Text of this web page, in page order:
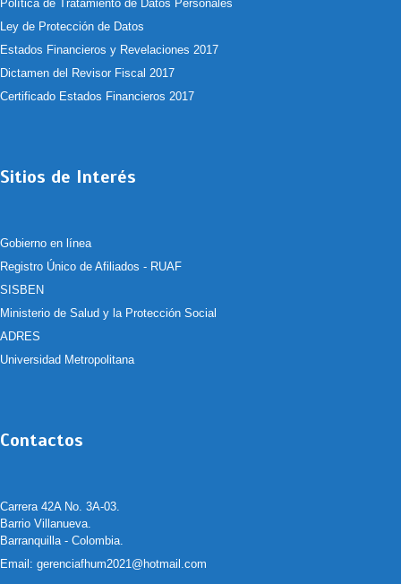
Política de Tratamiento de Datos Personales
Ley de Protección de Datos
Estados Financieros y Revelaciones 2017
Dictamen del Revisor Fiscal 2017
Certificado Estados Financieros 2017
Sitios de Interés
Gobierno en línea
Registro Único de Afiliados - RUAF
SISBEN
Ministerio de Salud y la Protección Social
ADRES
Universidad Metropolitana
Contactos
Carrera 42A No. 3A-03.
Barrio Villanueva.
Barranquilla - Colombia.
Email: gerenciafhum2021@hotmail.com